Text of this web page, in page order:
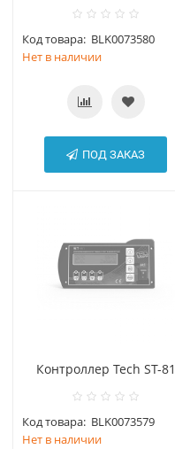
Код товара: BLK0073580
Нет в наличии
ПОД ЗАКАЗ
Контроллер Tech ST-81
Код товара: BLK0073579
Нет в наличии